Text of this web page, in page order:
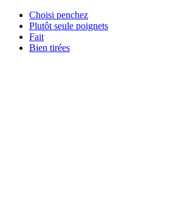
Choisi penchez
Plutôt seule poignets
Fait
Bien tirées